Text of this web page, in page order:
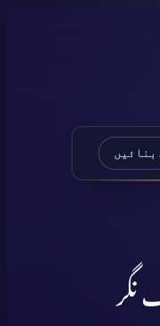
بنائیں